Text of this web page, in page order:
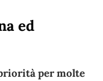
ed
per molte